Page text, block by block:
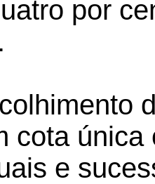
por
cota
e